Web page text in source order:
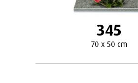
345
70 x 50 cm